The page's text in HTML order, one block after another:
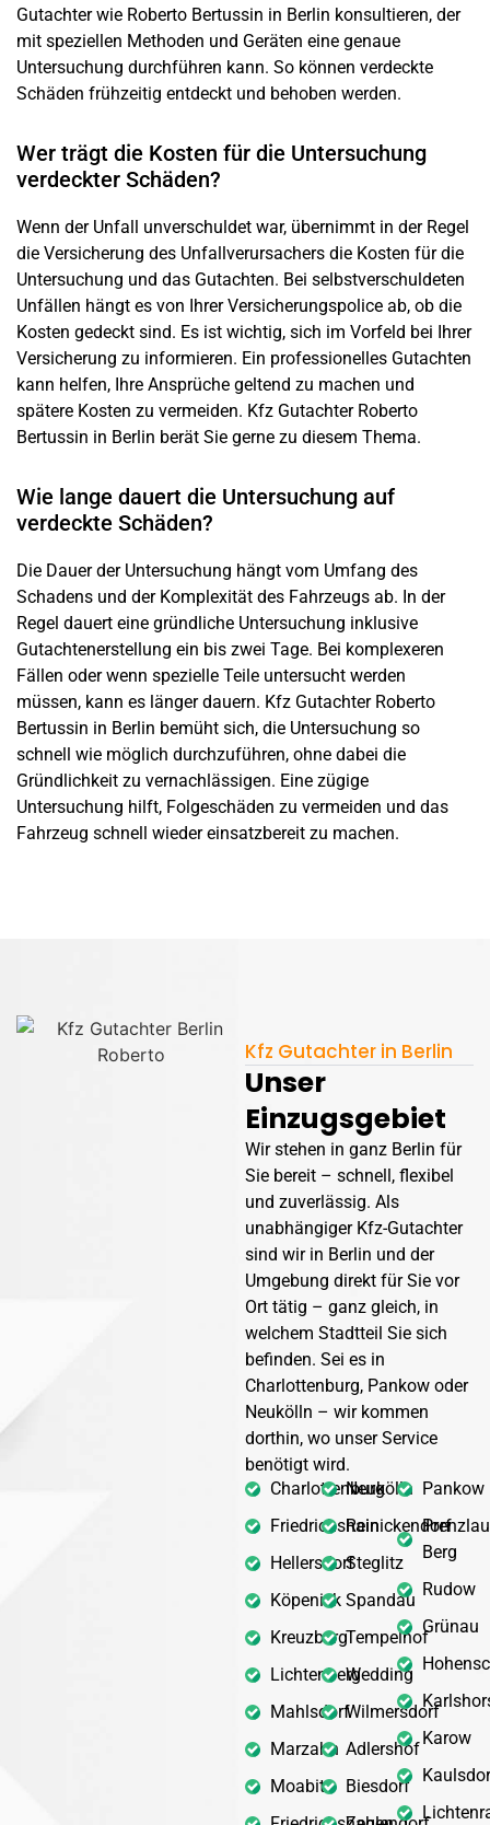
Gutachter wie Roberto Bertussin in Berlin konsultieren, der
mit speziellen Methoden und Geräten eine genaue
Untersuchung durchführen kann. So können verdeckte
Schäden frühzeitig entdeckt und behoben werden.
Wer trägt die Kosten für die Untersuchung
verdeckter Schäden?
Wenn der Unfall unverschuldet war, übernimmt in der Regel
die Versicherung des Unfallverursachers die Kosten für die
Untersuchung und das Gutachten. Bei selbstverschuldeten
Unfällen hängt es von Ihrer Versicherungspolice ab, ob die
Kosten gedeckt sind. Es ist wichtig, sich im Vorfeld bei Ihrer
Versicherung zu informieren. Ein professionelles Gutachten
kann helfen, Ihre Ansprüche geltend zu machen und
spätere Kosten zu vermeiden. Kfz Gutachter Roberto
Bertussin in Berlin berät Sie gerne zu diesem Thema.
Wie lange dauert die Untersuchung auf
verdeckte Schäden?
Die Dauer der Untersuchung hängt vom Umfang des
Schadens und der Komplexität des Fahrzeugs ab. In der
Regel dauert eine gründliche Untersuchung inklusive
Gutachtenerstellung ein bis zwei Tage. Bei komplexeren
Fällen oder wenn spezielle Teile untersucht werden
müssen, kann es länger dauern. Kfz Gutachter Roberto
Bertussin in Berlin bemüht sich, die Untersuchung so
schnell wie möglich durchzuführen, ohne dabei die
Gründlichkeit zu vernachlässigen. Eine zügige
Untersuchung hilft, Folgeschäden zu vermeiden und das
Fahrzeug schnell wieder einsatzbereit zu machen.
Kfz Gutachter in Berlin
Unser
Einzugsgebiet
Wir stehen in ganz Berlin für
Sie bereit – schnell, flexibel
und zuverlässig. Als
unabhängiger Kfz-Gutachter
sind wir in Berlin und der
Umgebung direkt für Sie vor
Ort tätig – ganz gleich, in
welchem Stadtteil Sie sich
befinden. Sei es in
Charlottenburg, Pankow oder
Neukölln – wir kommen
dorthin, wo unser Service
benötigt wird.
Charlottenburg
Friedrichshain
Hellersdorf
Köpenick
Kreuzberg
Lichtenberg
Mahlsdorf
Marzahn
Moabit
Neukölln
Reinickendorf
Steglitz
Spandau
Tempelhof
Wedding
Wilmersdorf
Adlershof
Biesdorf
Pankow
Berg
Rudow
Grünau
Karow